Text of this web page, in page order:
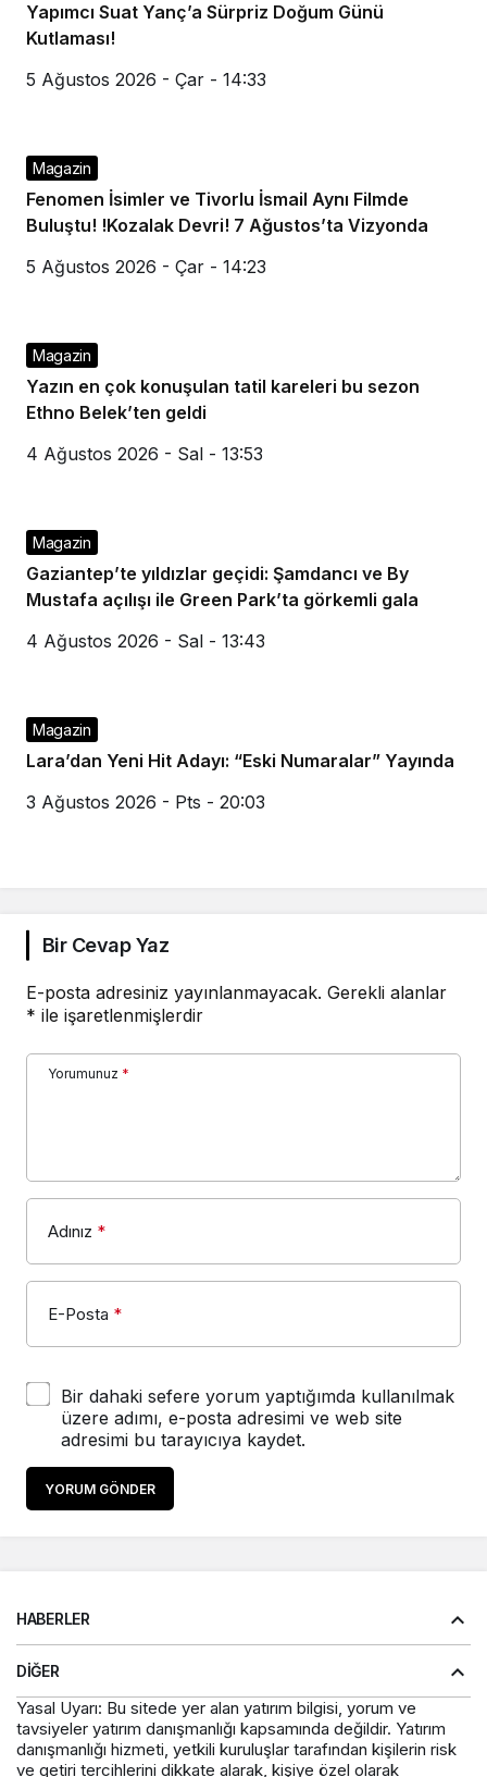
Yapımcı Suat Yanç’a Sürpriz Doğum Günü
Kutlaması!
5 Ağustos 2026 - Çar - 14:33
Magazin
Fenomen İsimler ve Tivorlu İsmail Aynı Filmde
Buluştu! !Kozalak Devri! 7 Ağustos’ta Vizyonda
5 Ağustos 2026 - Çar - 14:23
Magazin
Yazın en çok konuşulan tatil kareleri bu sezon
Ethno Belek’ten geldi
4 Ağustos 2026 - Sal - 13:53
Magazin
Gaziantep’te yıldızlar geçidi: Şamdancı ve By
Mustafa açılışı ile Green Park’ta görkemli gala
4 Ağustos 2026 - Sal - 13:43
Magazin
Lara’dan Yeni Hit Adayı: “Eski Numaralar” Yayında
3 Ağustos 2026 - Pts - 20:03
Bir Cevap Yaz
E-posta adresiniz yayınlanmayacak. Gerekli alanlar
* ile işaretlenmişlerdir
Yorumunuz *
Adınız *
E-Posta *
Bir dahaki sefere yorum yaptığımda kullanılmak
üzere adımı, e-posta adresimi ve web site
adresimi bu tarayıcıya kaydet.
YORUM GÖNDER
HABERLER
DIĞER
Yasal Uyarı: Bu sitede yer alan yatırım bilgisi, yorum ve
tavsiyeler yatırım danışmanlığı kapsamında değildir. Yatırım
danışmanlığı hizmeti, yetkili kuruluşlar tarafından kişilerin risk
ve getiri tercihlerini dikkate alarak, kişiye özel olarak